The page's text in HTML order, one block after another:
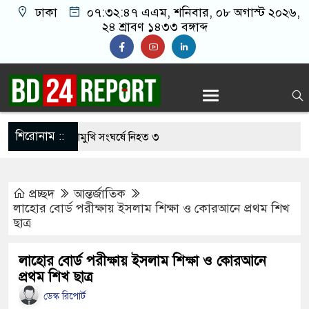
ঢাকা ০৭:৩২:৪৮ এএম, শনিবার, ০৮ অগাস্ট ২০২৬,
২৪ শ্রাবণ ১৪৩৩ বঙ্গাব্দ
শিরোনাম ::
নছিমনের মুখোমুখি সংঘর্ষে নিহত ৩
সাগরে ভাসছে মার্কিন রণতরি, জবাব চায় ২০০ পরিবার
মৃত্যুতে জামায়াত আমিরের আবেগঘন বার্তা
বাঁশের সাঁকো উদ্বোধন করলেন বিএনপি নেতা
প্রচ্ছদ
আন্তর্জাতিক
লাহোর বোর্ড পরীক্ষায় ইসলাম শিক্ষা ও কোরআনে প্রথম শিখ
ছাত্র
লাহোর বোর্ড পরীক্ষায় ইসলাম শিক্ষা ও কোরআনে
প্রথম শিখ ছাত্র
ডেস্ক রিপোর্ট